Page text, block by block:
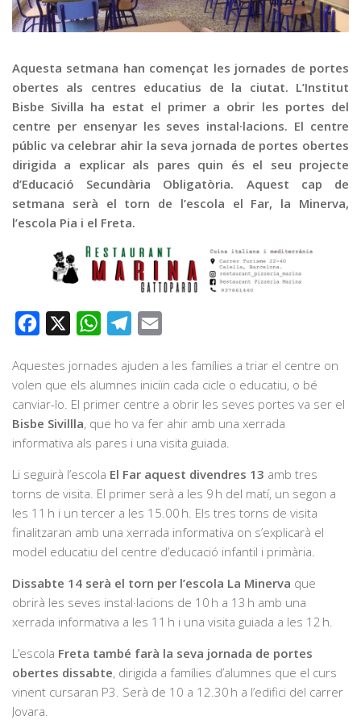
Publicitat
Contacte
Aquesta setmana han començat les jornades de portes
obertes als centres educatius de la ciutat. L’Institut
Bisbe Sivilla ha estat el primer a obrir les portes del
centre per ensenyar les seves instal·lacions. El centre
públic va celebrar ahir la seva jornada de portes obertes
dirigida a explicar als pares quin és el seu projecte
d’Educació Secundària Obligatòria. Aquest cap de
setmana serà el torn de l’escola el Far, la Minerva,
l’escola Pia i el Freta.
Facebook WhatsAppTelegram
Aquestes jornades ajuden a les famílies a triar el centre on
volen que els alumnes iniciïn cada cicle o educatiu, o bé
canviar-lo. El primer centre a obrir les seves portes va ser el
Bisbe Sivillla, que ho va fer ahir amb una xerrada
informativa als pares i una visita guiada.
Li seguirà l’escola El Far aquest divendres 13 amb tres
torns de visita. El primer serà a les 9 h del matí, un segon a
les 11 h i un tercer a les 15.00 h. Els tres torns de visita
finalitzaran amb una xerrada informativa on s’explicarà el
model educatiu del centre d’educació infantil i primària.
Dissabte 14 serà el torn per l’escola La Minerva que
obrirà les seves instal·lacions de 10 h a 13 h amb una
xerrada informativa a les 11 h i una visita guiada a les 12 h.
L’escola Freta també farà la seva jornada de portes
obertes dissabte, dirigida a famílies d’alumnes que el curs
vinent cursaran P3. Serà de 10 a 12.30 h a l’edifici del carrer
Jovara.